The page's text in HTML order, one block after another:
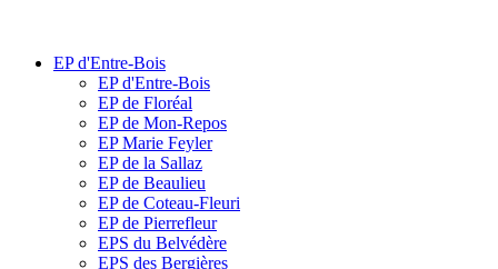
EP d'Entre-Bois
EP d'Entre-Bois
EP de Floréal
EP de Mon-Repos
EP Marie Feyler
EP de la Sallaz
EP de Beaulieu
EP de Coteau-Fleuri
EP de Pierrefleur
EPS du Belvédère
EPS des Bergières